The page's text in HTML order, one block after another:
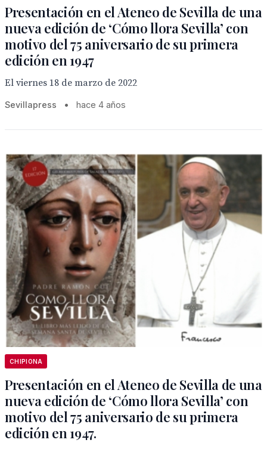
Presentación en el Ateneo de Sevilla de una
nueva edición de ‘Cómo llora Sevilla’ con
motivo del 75 aniversario de su primera
edición en 1947
El viernes 18 de marzo de 2022
Sevillapress • hace 4 años
CHIPIONA
Presentación en el Ateneo de Sevilla de una
nueva edición de ‘Cómo llora Sevilla’ con
motivo del 75 aniversario de su primera
edición en 1947.